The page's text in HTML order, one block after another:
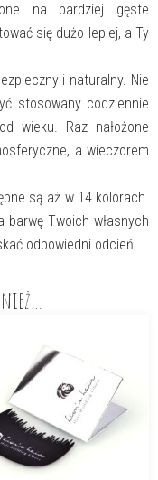
na bardziej gęste
się dużo lepiej, a Ty
i naturalny. Nie
stosowany codziennie
wieku. Raz nałożone
a wieczorem
są aż w 14 kolorach.
barwę Twoich własnych
odpowiedni odcień.